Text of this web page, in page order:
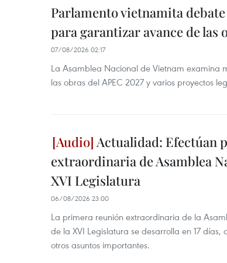
Parlamento vietnamita
para garantizar avance de las
07/08/2026 02:17
La Asamblea Nacional de Vietnam examina
las obras del APEC 2027 y varios proyectos
Actualidad: Efectúan
extraordinaria de Asamblea
XVI Legislatura
06/08/2026 23:00
La primera reunión extraordinaria de la
de la XVI Legislatura se desarrolla en 17 días,
otros asuntos importantes.